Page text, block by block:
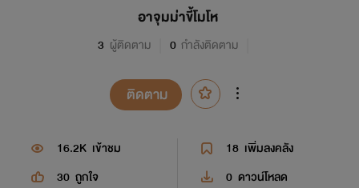
อาจุมม่าขี้โมโห
3 ผู้ติดตาม 0 กำลังติดตาม
ติดตาม
16.2K เข้าชม 18 เพิ่มลงคลัง
30 ถูกใจ 0 ดาวน์โหลด